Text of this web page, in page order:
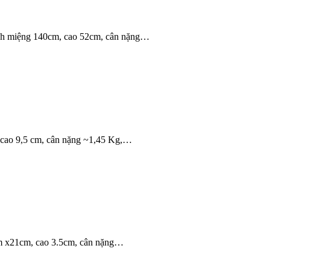
miệng 140cm, cao 52cm, cân nặng…
9,5 cm, cân nặng ~1,45 Kg,…
x21cm, cao 3.5cm, cân nặng…